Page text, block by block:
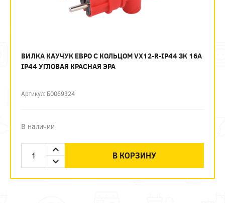
ВИЛКА КАУЧУК ЕВРО С КОЛЬЦОМ VX12-R-IP44 ЗК 16А
IP44 УГЛОВАЯ КРАСНАЯ ЭРА
Артикул: Б0069324
В наличии
В КОРЗИНУ